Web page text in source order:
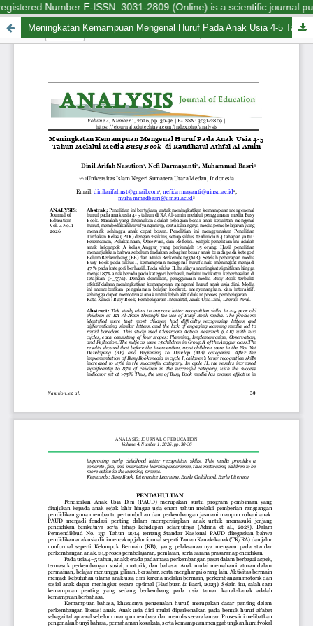
Number E-ISSN: 3031-2809 (Online) is a scientific journal
Meningkatan Kemampuan Mengenal Huruf Pada Anak Usia 4-5 Tahun Melalui Media Busy Book di Raudhatul Athfal Al-Amin